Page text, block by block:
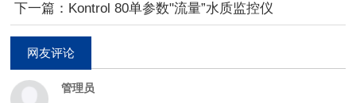
下一篇：Kontrol 80单参数"流量”水质监控仪
网友评论
管理员